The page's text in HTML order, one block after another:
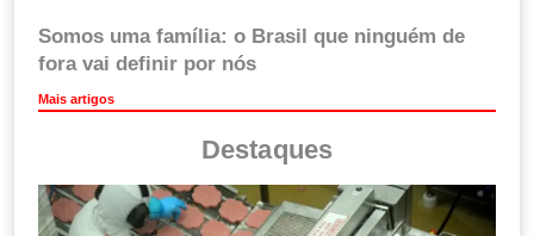
Somos uma família: o Brasil que ninguém de
fora vai definir por nós
Mais artigos
Destaques